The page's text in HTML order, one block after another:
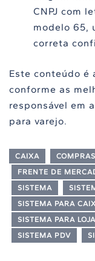
CNPJ com
modelo 65,
correta
Este conteúdo é
conforme as
responsável em
para varejo.
CAIXA COMPRAS
FRENTE DE
SISTEMA
SISTEMA PARA
SISTEMA PARA
SISTEMA PDV